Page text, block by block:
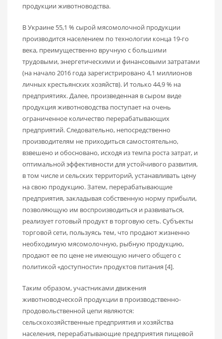
продукции животноводства.
В Украине 55,1 % сырой мясомолочной продукции
производится населением по технологии конца 19-го
века, преимущественно вручную с большими
трудовыми, энергетическими и финансовыми затратами
(на начало 2016 года зарегистрировано 4,1 миллионов
личных крестьянских хозяйств). И только 44,9 % на
предприятиях. Далее, произведенная в сыром виде
продукция животноводства поступает на очень
ограниченное количество перерабатывающих
предприятий. Следовательно, непосредственно
производителям не приходиться самостоятельно,
взвешено и обосновано, исходя из темпа роста затрат, и
оптимальной эффективности для устойчивого развития,
в том числе и сельских территорий, устанавливать цену
на свою продукцию. Затем, перерабатывающие
предприятия, закладывая собственную норму прибыли,
позволяющую им воспроизводиться и развиваться,
реализует готовый продукт в торговую сеть. Субъекты
торговой сети, пользуясь тем, что продают жизненно
необходимую мясомолочную, рыбную продукцию,
продают ее по цене не имеющую ничего общего с
политикой «доступности» продуктов питания [4].
Таким образом, участниками движения
животноводческой продукции в производственно-
продовольственной цепи являются:
сельскохозяйственные предприятия и хозяйства
населения, перерабатывающие предприятия пищевой